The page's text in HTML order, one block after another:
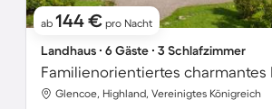
ab 144 € pro Nacht
Landhaus ∙ 6 Gäste ∙ 3 Schlafzimmer
Glencoe, Highland, Vereinigtes Königreich